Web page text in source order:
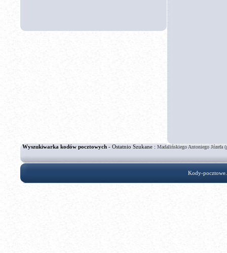
Wyszukiwarka kodów pocztowych - Ostatnio Szukane : Madalińskiego Antoniego Józefa
Kody-